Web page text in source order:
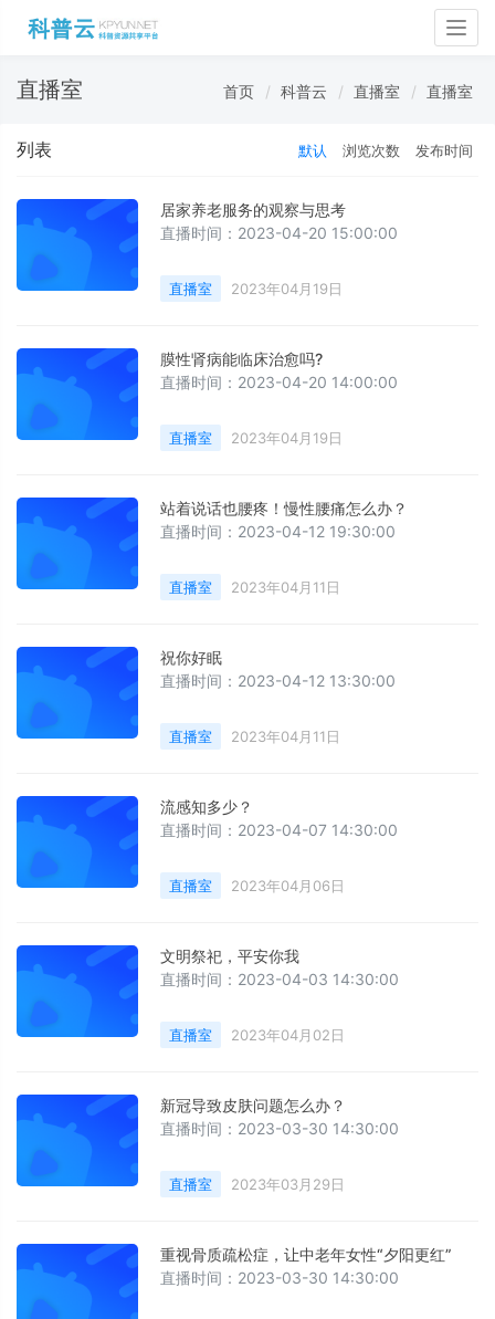
直播室 首页 科普云 直播室 直播室
列表 默认 浏览次数 发布时间
居家养老服务的观察与思考
直播时间：2023-04-20 15:00:00
直播室 2023年04月19日
膜性肾病能临床治愈吗?
直播时间：2023-04-20 14:00:00
直播室 2023年04月19日
站着说话也腰疼！慢性腰痛怎么办？
直播时间：2023-04-12 19:30:00
直播室 2023年04月11日
祝你好眠
直播时间：2023-04-12 13:30:00
直播室 2023年04月11日
流感知多少？
直播时间：2023-04-07 14:30:00
直播室 2023年04月06日
文明祭祀，平安你我
直播时间：2023-04-03 14:30:00
直播室 2023年04月02日
新冠导致皮肤问题怎么办？
直播时间：2023-03-30 14:30:00
直播室 2023年03月29日
重视骨质疏松症，让中老年女性“夕阳更红”
直播时间：2023-03-30 14:30:00